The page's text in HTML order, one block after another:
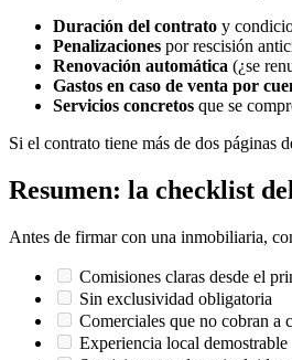
Duración del contrato y
Penalizaciones por rescisión
Renovación automática (¿se
Gastos en caso de venta por
Servicios concretos que se
Si el contrato tiene más de dos páginas
Resumen: la checklist
Antes de firmar con una inmobiliaria,
Comisiones claras desde el
Sin exclusividad obligatoria
Comerciales que no cobran a
Experiencia local demostrable